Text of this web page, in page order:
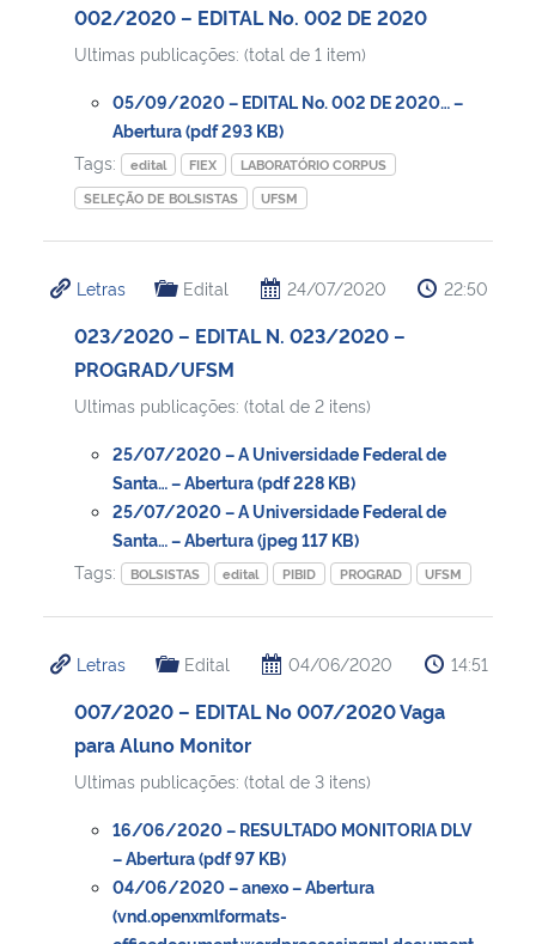
002/2020 – EDITAL No. 002 DE 2020
Ultimas publicações: (total de 1 item)
05/09/2020 – EDITAL No. 002 DE 2020… –
Abertura (pdf 293 KB)
Tags:
edital FIEX
LABORATÓRIO CORPUS
SELEÇÃO DE BOLSISTAS
UFSM
Letras Edital 24/07/2020 22:50
023/2020 – EDITAL N. 023/2020 –
PROGRAD/UFSM
Ultimas publicações: (total de 2 itens)
25/07/2020 – A Universidade Federal de
Santa… – Abertura (pdf 228 KB)
25/07/2020 – A Universidade Federal de
Santa… – Abertura (jpeg 117 KB)
Tags:
BOLSISTAS edital PIBID PROGRAD UFSM
Letras Edital 04/06/2020 14:51
007/2020 – EDITAL No 007/2020 Vaga
para Aluno Monitor
Ultimas publicações: (total de 3 itens)
16/06/2020 – RESULTADO MONITORIA DLV
– Abertura (pdf 97 KB)
04/06/2020 – anexo – Abertura
(vnd.openxmlformats-